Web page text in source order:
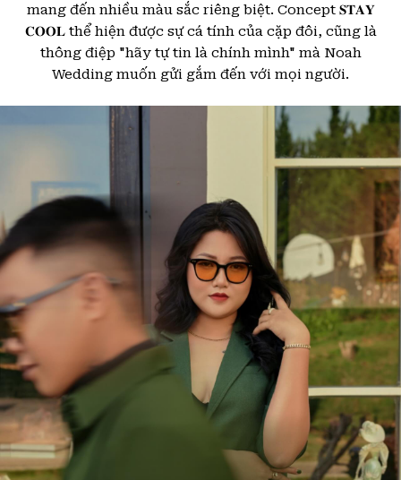
mang đến nhiều màu sắc riêng biệt. Concept 𝐒𝐓𝐀𝐘
𝐂𝐎𝐎𝐋 thể hiện được sự cá tính của cặp đôi, cũng là
thông điệp "hãy tự tin là chính mình" mà Noah
Wedding muốn gửi gắm đến với mọi người.